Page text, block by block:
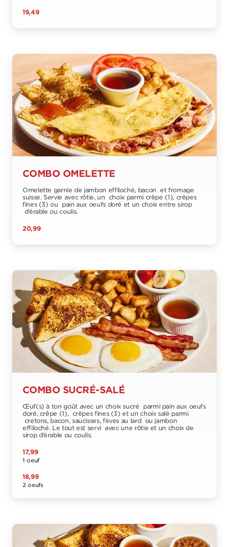
19,49
COMBO OMELETTE
Omelette garnie de jambon effiloché, bacon et fromage
suisse. Servie avec rôtie, un choix parmi crêpe (1), crêpes
fines (3) ou pain aux oeufs doré et un choix entre sirop
d’érable ou coulis.
20,99
COMBO SUCRÉ-SALÉ
Œuf(s) à ton goût avec un choix sucré parmi pain aux oeufs
doré, crêpe (1), crêpes fines (3) et un choix salé parmi
cretons, bacon, saucisses, fèves au lard ou jambon
effiloché. Le tout est servi avec une rôtie et un choix de
sirop d’érable ou coulis.
17,99
1 oeuf
18,99
2 oeufs